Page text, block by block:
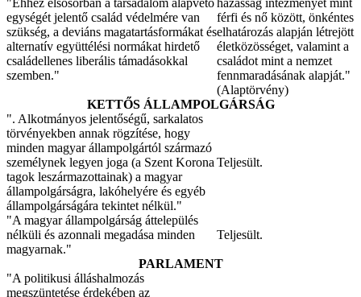
egységét jelentő család védelmére van
szükség, a deviáns magatartásformákat és
alternatív együttélési normákat hirdető
családellenes liberális támadásokkal
szemben."
férfi és nő között, önkéntes
elhatározás alapján létrejött
életközösséget, valamint a
családot mint a nemzet
fennmaradásának alapját."
(Alaptörvény)
KETTŐS ÁLLAMPOLGÁRSÁG
". Alkotmányos jelentőségű, sarkalatos
törvényekben annak rögzítése, hogy
minden magyar állampolgártól származó
személynek legyen joga (a Szent Korona
tagok leszármazottainak) a magyar
állampolgárságra, lakóhelyére és egyéb
állampolgárságára tekintet nélkül."
Teljesült.
"A magyar állampolgárság áttelepülés
nélküli és azonnali megadása minden
magyarnak."
Teljesült.
PARLAMENT
"A politikusi álláshalmozás
megszüntetése érdekében az